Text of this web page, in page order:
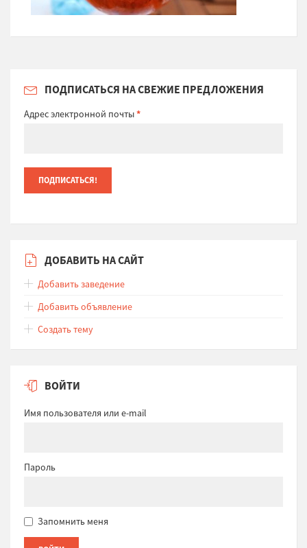
ПОДПИСАТЬСЯ НА СВЕЖИЕ ПРЕДЛОЖЕНИЯ
Адрес электронной почты*
ДОБАВИТЬ НА САЙТ
Добавить заведение
Добавить объявление
Создать тему
ВОЙТИ
Имя пользователя или e-mail
Пароль
Запомнить меня